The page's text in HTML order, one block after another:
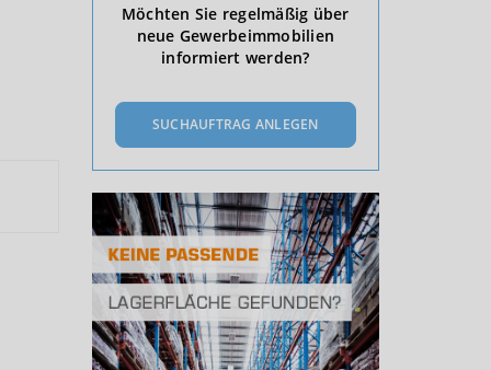
Möchten Sie regelmäßig über
neue Gewerbeimmobilien
informiert werden?
SUCHAUFTRAG ANLEGEN